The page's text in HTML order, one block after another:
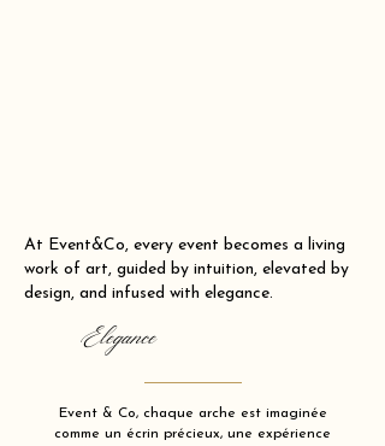
At Event&Co, every event becomes a living
work of art, guided by intuition, elevated by
design, and infused with elegance.
Elegance
Event & Co, chaque arche est imaginée
comme un écrin précieux, une expérience